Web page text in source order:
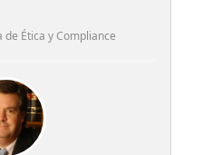
Ética y Compliance